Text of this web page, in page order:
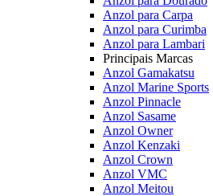
Anzol para Carpa
Anzol para Curimba
Anzol para Lambari
Principais Marcas
Anzol Gamakatsu
Anzol Marine Sports
Anzol Pinnacle
Anzol Sasame
Anzol Owner
Anzol Kenzaki
Anzol Crown
Anzol VMC
Anzol Meitou